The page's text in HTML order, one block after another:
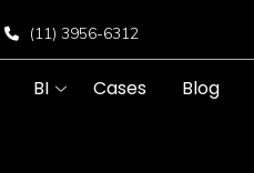
(11) 3956-6312
BI Cases Blog